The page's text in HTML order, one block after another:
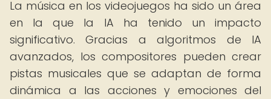
La música en los videojuegos ha sido un área
en la que la IA ha tenido un impacto
significativo. Gracias a algoritmos de IA
avanzados, los compositores pueden crear
pistas musicales que se adaptan de forma
dinámica a las acciones y emociones del